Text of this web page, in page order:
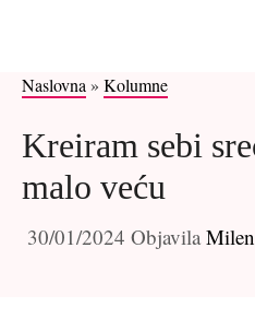
Naslovna » Kolumne
Kreiram sebi
malo veću
30/01/2024 Objavila